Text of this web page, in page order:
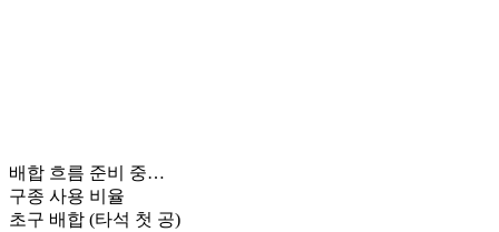
배합 흐름 준비 중…
구종 사용 비율
초구 배합 (타석 첫 공)